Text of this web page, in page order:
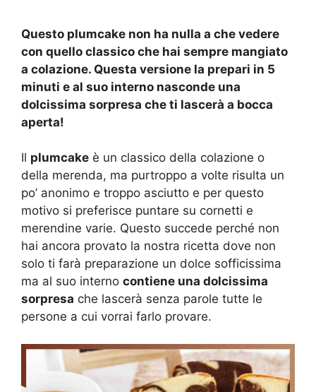
Questo plumcake non ha nulla a che vedere
con quello classico che hai sempre mangiato
a colazione. Questa versione la prepari in 5
minuti e al suo interno nasconde una
dolcissima sorpresa che ti lascerà a bocca
aperta!
Il plumcake è un classico della colazione o
della merenda, ma purtroppo a volte risulta un
po’ anonimo e troppo asciutto e per questo
motivo si preferisce puntare su cornetti e
merendine varie. Questo succede perché non
hai ancora provato la nostra ricetta dove non
solo ti farà preparazione un dolce sofficissima
ma al suo interno contiene una dolcissima
sorpresa che lascerà senza parole tutte le
persone a cui vorrai farlo provare.